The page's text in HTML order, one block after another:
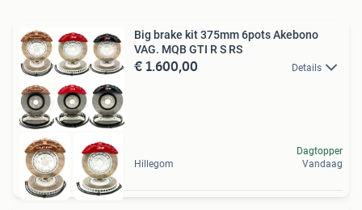
Big brake kit 375mm 6pots Akebono
VAG. MQB GTI R S RS
€ 1.600,00 Details
Hillegom
Dagtopper
Vandaag